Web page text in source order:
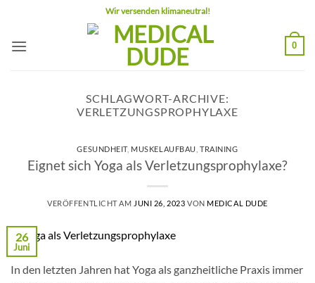
springen
Wir versenden klimaneutral!
0
SCHLAGWORT-ARCHIVE:
VERLETZUNGSPROPHYLAXE
GESUNDHEIT, MUSKELAUFBAU ,TRAINING
Eignet sich Yoga als Verletzungsprophylaxe?
VERÖFFENTLICHT AM JUNI 26, 2023 VON MEDICAL DUDE
26
Juni
In den letzten Jahren hat Yoga als ganzheitliche Praxis immer